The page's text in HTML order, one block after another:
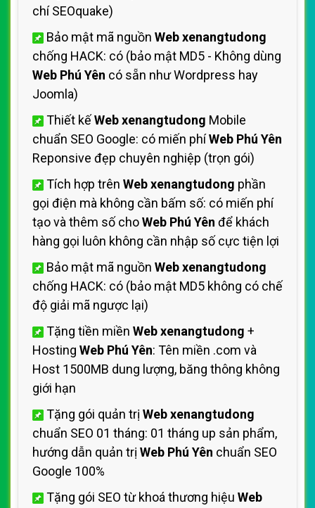
chí SEOquake)
Bảo mật mã nguồn Web xenangtudong
chống HACK: có (bảo mật MD5 - Không dùng
Web Phú Yên có sẵn như Wordpress hay
Joomla)
Thiết kếWeb xenangtudong Mobile
chuẩn SEO Google: có miến phíWeb Phú Yên
Reponsive đẹp chuyên nghiệp (trọn gói)
Tích hợp trên Web xenangtudong phần
gọi điện mà không cần bấm số: có miến phí
tạo và thêm số choWeb Phú Yên để khách
hàng gọi luôn không cần nhập số cực tiện lợi
Bảo mật mã nguồn Web xenangtudong
chống HACK: có (bảo mật MD5 không có chế
độ giải mã ngược lại)
Tặng tiền miền Web xenangtudong +
Hosting Web Phú Yên: Tên miền .com và
Host 1500MB dung lượng, băng thông không
giới hạn
Tặng gói quản trị Web xenangtudong
chuẩn SEO 01 tháng: 01 tháng up sản phẩm,
hướng dẫn quản trị Web Phú Yên chuẩn SEO
Google 100%
Tặng gói SEO từ khoá thương hiệu Web